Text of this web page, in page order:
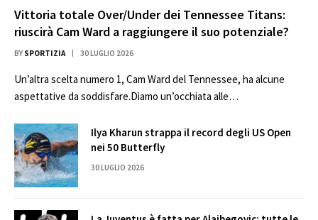
Vittoria totale Over/Under dei Tennessee Titans:
riuscirà Cam Ward a raggiungere il suo potenziale?
BY SPORTIZIA 30 LUGLIO 2026
Un’altra scelta numero 1, Cam Ward del Tennessee, ha alcune
aspettative da soddisfare.Diamo un’occhiata alle…
Ilya Kharun strappa il record degli US Open
nei 50 Butterfly
30 LUGLIO 2026